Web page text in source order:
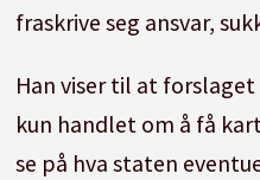
fraskrive seg ansvar,
Han viser til at
kun handlet om å få
se på hva staten